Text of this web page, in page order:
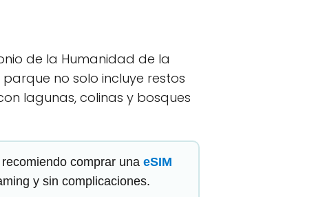
de la Humanidad de la
no solo incluye restos
lagunas, colinas y bosques
comprar una eSIM
y sin complicaciones.